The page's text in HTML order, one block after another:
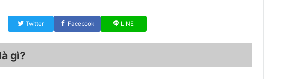
Twitter Facebook LINE
gì?